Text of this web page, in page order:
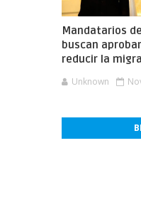
Mandatarios
buscan
reducir la
Unknown